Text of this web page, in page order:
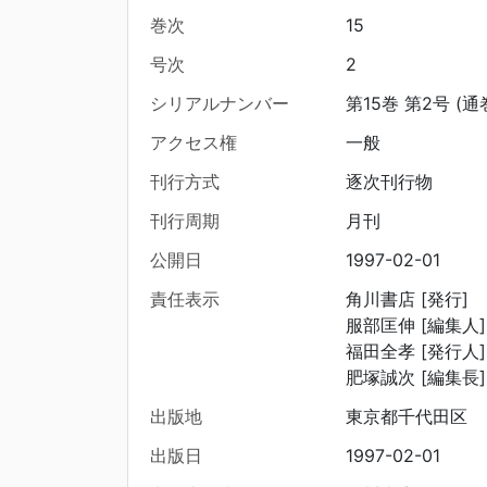
巻次
15
号次
2
シリアルナンバー
第15巻 第2号 (通
アクセス権
一般
刊行方式
逐次刊行物
刊行周期
月刊
公開日
1997-02-01
責任表示
角川書店 [発行]
服部匡伸 [編集人]
福田全孝 [発行人]
肥塚誠次 [編集長]
出版地
東京都千代田区
出版日
1997-02-01